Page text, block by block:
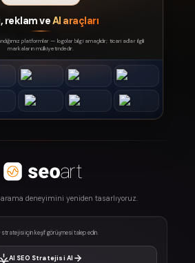
reklam veAI araçları
platformlar — logolar bilgi amaçlıdır; ticari adlar ilgili
markaların mülkiyetindedir.
arama deneyimini yeniden tasarlıyoruz.
stratejisi için keşif görüşmesi talep edin.
AI SEO Stratejisi Al